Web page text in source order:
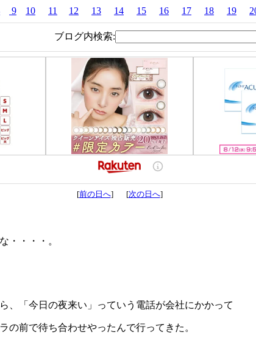
9 10 11 12 13 14 15 16 17 18 19
ブログ内検索:
[前の日へ] [次の日へ]
・・・・。
「今日の夜来い」っていう電話が会社にかかって
の前で待ち合わせやったんで行ってきた。